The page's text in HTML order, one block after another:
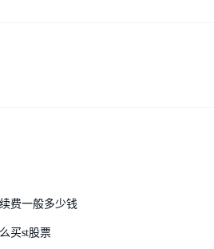
费一般多少钱
买st股票